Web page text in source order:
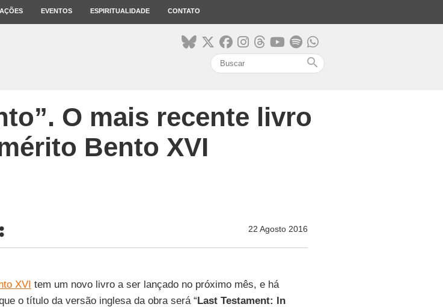
EVENTOS ESPIRITUALIDADE CONTATO
search
O mais recente livro
Bento XVI
22 Agosto 2016
XVI tem um novo livro a ser lançado no próximo mês, e há
o título da versão inglesa da obra será “Last Testament: In